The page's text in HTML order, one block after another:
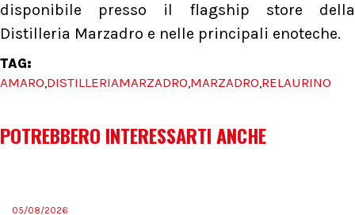
disponibile presso il flagship store della
Distilleria Marzadro e nelle principali enoteche.
TAG:
AMARO,DISTILLERIAMARZADRO,MARZADRO,RELAURINO
POTREBBERO INTERESSARTI ANCHE
05/08/2026